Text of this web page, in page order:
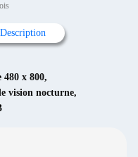
Description
480 x 800,
vision nocturne,